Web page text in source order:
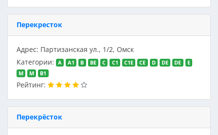
Перекресток
Адрес: Партизанская ул., 1/2, Омск
Категории:
A A1 B BE C C1 C1E CE D DE DE
E
M
M В1
Рейтинг:
Перекрёсток